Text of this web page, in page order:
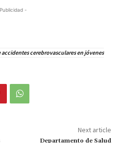
-
cerebrovasculares en jóvenes
Next article
Departamento de Salud